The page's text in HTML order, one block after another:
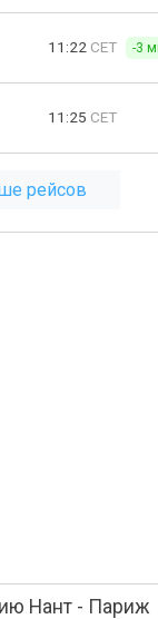
11:22 CET -3
11:25 CET
рейсов
Нант - Париж